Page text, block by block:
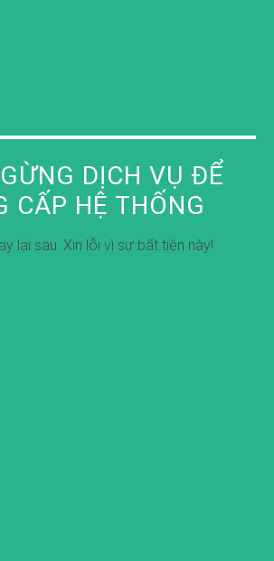
DỊCH VỤ ĐỂ
CẤP HỆ THỐNG
lại sau. Xin lỗi vì sự bất tiện này!